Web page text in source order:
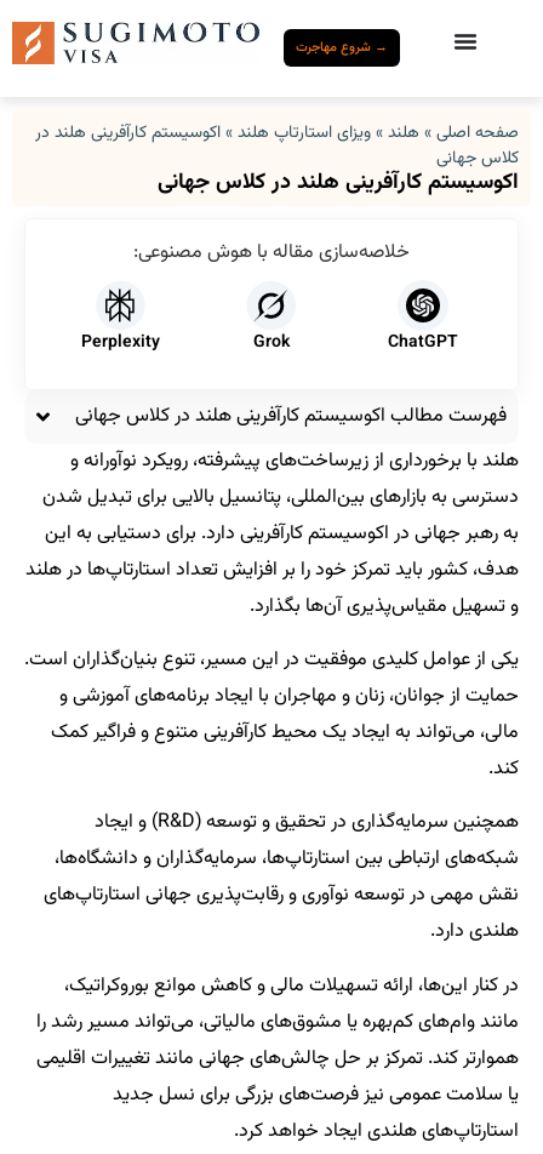
→ شروع مهاجرت
صفحه اصلی» هلند»ویزای استارتاپ هلند»اکوسیستم کارآفرینی هلند در
کلاس جهانی
اکوسیستم کارآفرینی هلند در کلاس جهانی
خلاصه‌سازی مقاله با هوش مصنوعی:
ChatGPT
Grok
Perplexity
فهرست مطالب اکوسیستم کارآفرینی هلند در کلاس جهانی
هلند با برخورداری از زیرساخت‌های پیشرفته، رویکرد نوآورانه و
دسترسی به بازارهای بین‌المللی، پتانسیل بالایی برای تبدیل شدن
به رهبر جهانی در اکوسیستم کارآفرینی دارد. برای دستیابی به این
هدف، کشور باید تمرکز خود را بر افزایش تعداد استارتاپ‌ها در هلند
و تسهیل مقیاس‌پذیری آن‌ها بگذارد.
یکی از عوامل کلیدی موفقیت در این مسیر، تنوع بنیان‌گذاران است.
حمایت از جوانان، زنان و مهاجران با ایجاد برنامه‌های آموزشی و
مالی، می‌تواند به ایجاد یک محیط کارآفرینی متنوع و فراگیر کمک
کند.
همچنین سرمایه‌گذاری در تحقیق و توسعه (R&D) و ایجاد
شبکه‌های ارتباطی بین استارتاپ‌ها، سرمایه‌گذاران و دانشگاه‌ها،
نقش مهمی در توسعه نوآوری و رقابت‌پذیری جهانی استارتاپ‌های
هلندی دارد.
در کنار این‌ها، ارائه تسهیلات مالی و کاهش موانع بوروکراتیک،
مانند وام‌های کم‌بهره یا مشوق‌های مالیاتی، می‌تواند مسیر رشد را
هموارتر کند. تمرکز بر حل چالش‌های جهانی مانند تغییرات اقلیمی
یا سلامت عمومی نیز فرصت‌های بزرگی برای نسل جدید
استارتاپ‌های هلندی ایجاد خواهد کرد.